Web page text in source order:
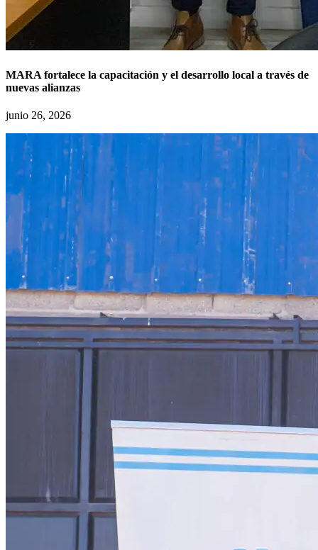
MARA fortalece la capacitación y el desarrollo local a través de
nuevas alianzas
junio 26, 2026